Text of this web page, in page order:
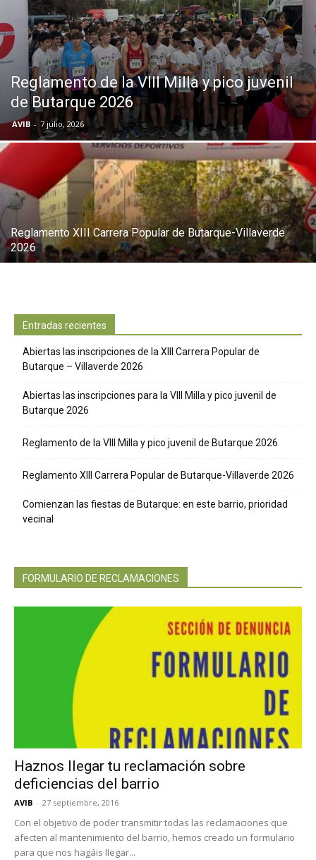
Butarque
Reglamento de la VIII Milla y pico juvenil
de Butarque 2026
AVIB - 7 julio, 2026
Reglamento XIII Carrera Popular de Butarque-Villaverde
2026
Entradas recientes
Abiertas las inscripciones de la XIII Carrera Popular de
Butarque – Villaverde 2026
Abiertas las inscripciones para la VIII Milla y pico juvenil de
Butarque 2026
Reglamento de la VIII Milla y pico juvenil de Butarque 2026
Reglamento XIII Carrera Popular de Butarque-Villaverde 2026
Comienzan las fiestas de Butarque: en este barrio, prioridad
vecinal
FORMULARIO DE RECLAMACIONES
Haznos llegar tu reclamación sobre
deficiencias del barrio
AVIB - 27 septiembre, 2016
Con el objetivo de poder transmitir todas las reclamaciones que
afecten al mantenimiento del barrio, hemos creado un formulario
para que nos hagáis llegar...